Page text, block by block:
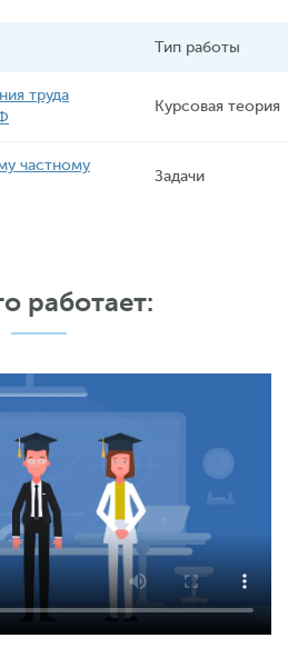
Тип работы
труда
Курсовая теория
частному
Задачи
работает: